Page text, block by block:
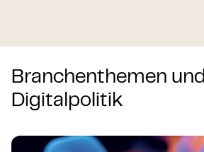
Branchenthemen und
Digitalpolitik